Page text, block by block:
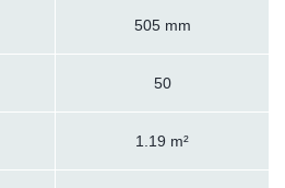
505 mm
50
1.19 m²